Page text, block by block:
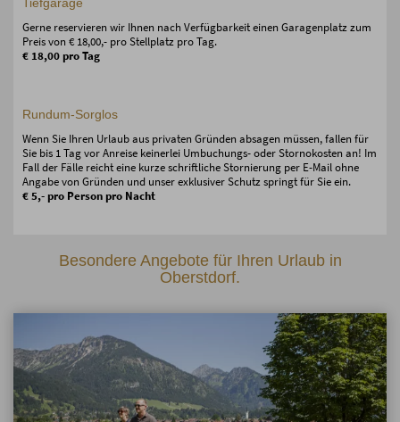
Gerne reservieren wir Ihnen nach Verfügbarkeit einen Garagenplatz zum
Preis von € 18,00,- pro Stellplatz pro Tag.
€ 18,00 pro Tag
Rundum-Sorglos
Wenn Sie Ihren Urlaub aus privaten Gründen absagen müssen, fallen für
Sie bis 1 Tag vor Anreise keinerlei Umbuchungs- oder Stornokosten an! Im
Fall der Fälle reicht eine kurze schriftliche Stornierung per E-Mail ohne
Angabe von Gründen und unser exklusiver Schutz springt für Sie ein.
€ 5,- pro Person pro Nacht
Besondere Angebote für Ihren Urlaub in
Oberstdorf.